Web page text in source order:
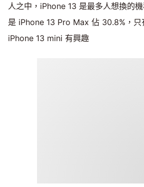
人之中，iPhone 13 是最多人想換的
是 iPhone 13 Pro Max 佔 30.8%，只
iPhone 13 mini 有興趣